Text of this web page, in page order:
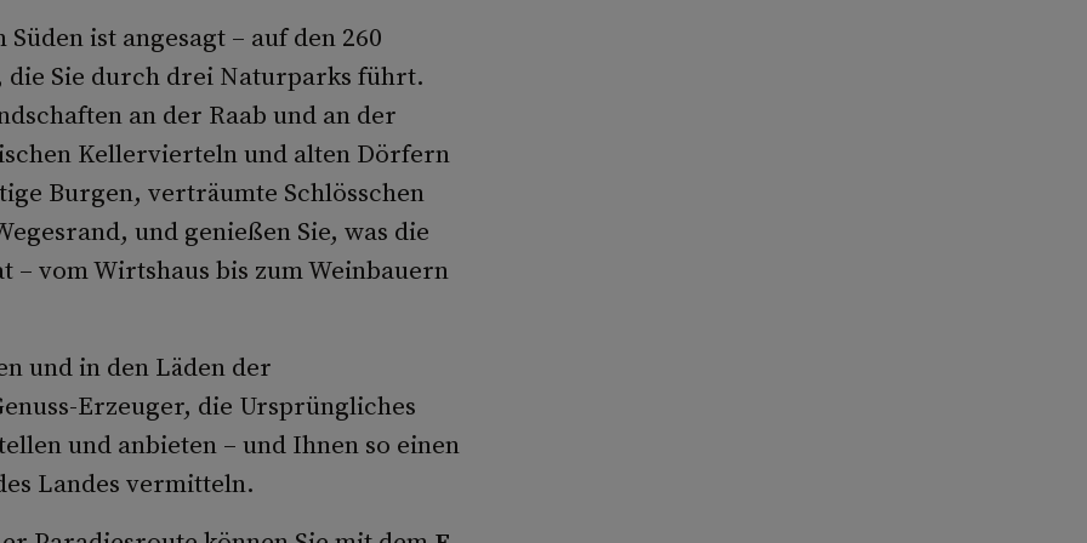
ist angesagt – auf den 260
die Sie durch drei Naturparks führt.
an der Raab und an der
Kellervierteln und alten Dörfern
Burgen, verträumte Schlösschen
und genießen Sie, was die
– vom Wirtshaus bis zum Weinbauern
und in den Läden der
Erzeuger, die Ursprüngliches
und anbieten – und Ihnen so einen
Landes vermitteln.